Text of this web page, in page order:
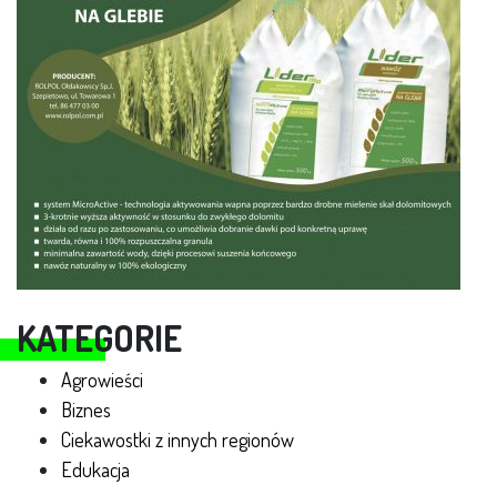
KATEGORIE
Agrowieści
Biznes
Ciekawostki z innych regionów
Edukacja